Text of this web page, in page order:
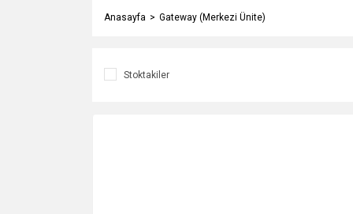
Anasayfa Gateway (Merkezi Ünite)
Stoktakiler